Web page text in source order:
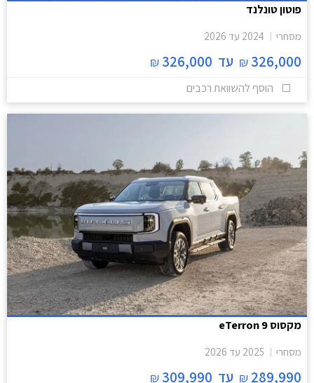
פוטון טונלנד
מסחרי 2024 עד 2026
326,000
₪ עד 326,000
₪
הוסף להשוואת רכבים
מקסוס eTerron 9
מסחרי 2025 עד 2026
289,990
₪ עד 309,990
₪